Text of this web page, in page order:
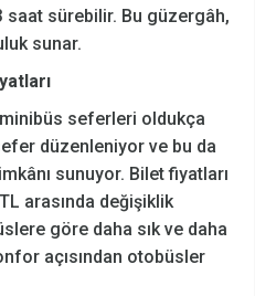
saat sürebilir. Bu güzergâh,
sunar.
seferleri oldukça
düzenleniyor ve bu da
sunuyor. Bilet fiyatları
arasında değişiklik
göre daha sık ve daha
açısından otobüsler